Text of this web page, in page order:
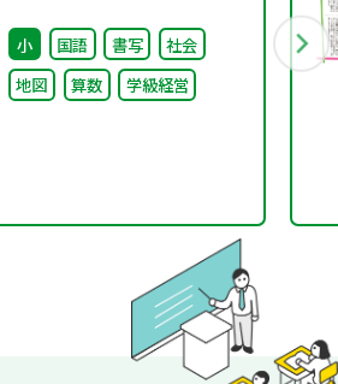
導入～
小 国語 書写
社会
地図
算数 学級経営